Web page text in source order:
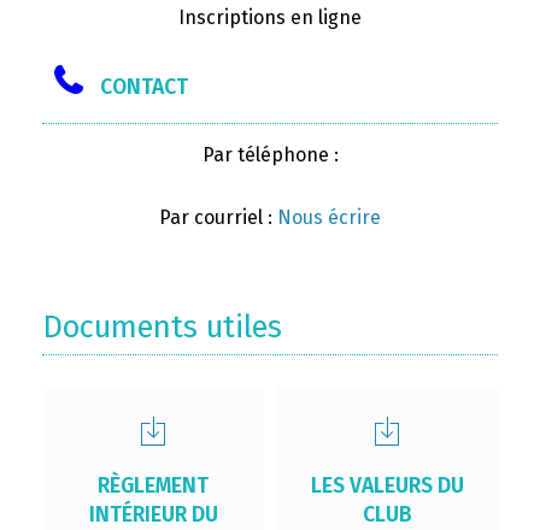
Inscriptions en ligne
CONTACT
Par téléphone :
Par courriel : Nous écrire
Documents utiles
RÈGLEMENT
INTÉRIEUR DU
LES VALEURS DU
CLUB